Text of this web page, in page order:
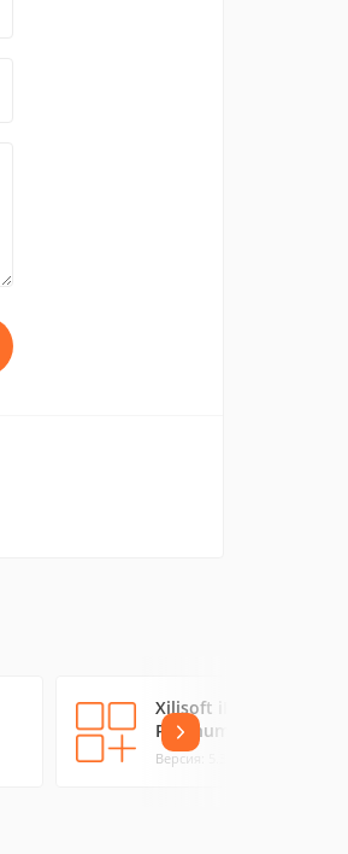
Xilisoft iPad Magic
Platinum
Версия: 5.3 (57.39 МБ)